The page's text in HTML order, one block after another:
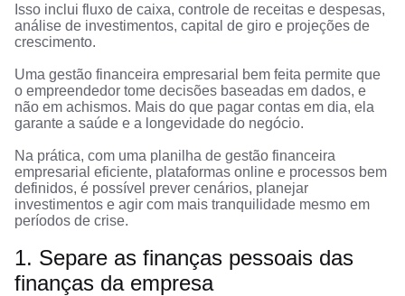
Isso inclui fluxo de caixa, controle de receitas e despesas,
análise de investimentos, capital de giro e projeções de
crescimento.
Uma gestão financeira empresarial bem feita permite que
o empreendedor tome decisões baseadas em dados, e
não em achismos. Mais do que pagar contas em dia, ela
garante a saúde e a longevidade do negócio.
Na prática, com uma planilha de gestão financeira
empresarial eficiente, plataformas online e processos bem
definidos, é possível prever cenários, planejar
investimentos e agir com mais tranquilidade mesmo em
períodos de crise.
1. Separe as finanças pessoais das
finanças da empresa